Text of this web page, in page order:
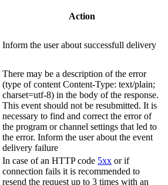
Action
Inform the user about successfull delivery
There may be a description of the error
(type of content Content-Type: text/plain;
charset=utf-8) in the body of the response.
This event should not be resubmitted. It is
necessary to find and correct the error of
the program or channel settings that led to
the error. Inform the user about the event
delivery failure
In case of an HTTP code 5xx or if
connection fails it is recommended to
resend the request up to 3 times with an